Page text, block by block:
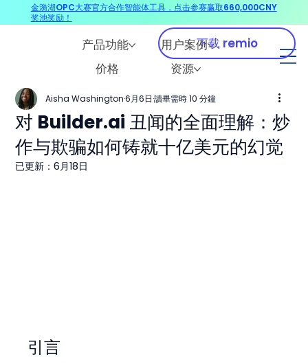
产品功能
用户案例
价格
资源
下载 remio
对 Builder.ai 丑闻的全面理解：炒
作与欺骗如何铸就十亿美元的幻觉
Aisha Washington 6月6日 讀畢需時 10 分鐘
已更新：6月18日
引言
金漪湖OPC大赛官方合作智能体工具，点击参赛赢取660,000CNY
奖池奖励！